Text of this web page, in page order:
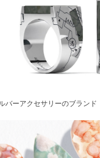
バーアクセサリーのブランド